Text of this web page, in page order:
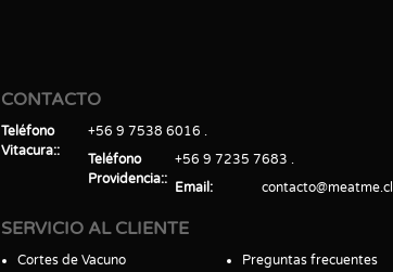
CONTACTO
Teléfono
Vitacura:
+56 9 7538 6016
Teléfono
Providencia:
+56 9 7235 7683
Email
contacto@meatme.cl
SERVICIO AL CLIENTE
Cortes de Vacuno Preguntas frecuentes